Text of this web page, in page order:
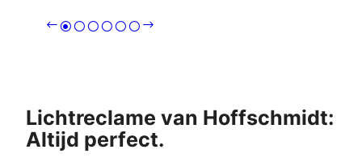
Lichtreclame van Hoffschmidt:
Altijd perfect.